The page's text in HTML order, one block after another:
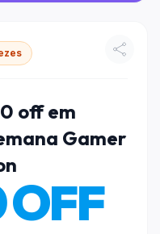
off em
Gamer
OFF